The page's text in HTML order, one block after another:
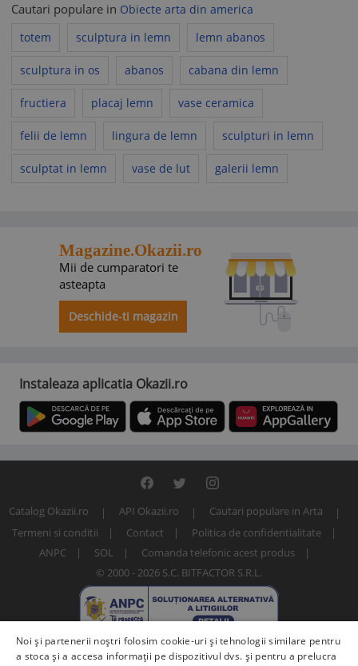
Cautari populare in Obiecte arta din america
totem
sculptura in lemn lemn abanos
sculptura in os abanos cabana din lemn
fructiera placaj lemn vase ceramica
felii de lemn lingura de lemn sculpturi in lemn
sculptat in lemn vase de lut galerii lemn
Magazine.Okazii.ro
Mii de cumparatori te
asteapta
Deschide-ti magazin
Instaleaza aplicatia Okazii.ro
Catalog Okazii.ro API Okazii.ro
Cautari populare in Arta
Termeni si conditii
Contact
Politica de confidentialitate
ANPC
SOL
Comanda telefonic acest produs
© 2000 - 2026 S.C. BITFACTOR S.R.L.
Noi și partenerii noștri folosim cookie-uri și tehnologii similare pentru
a stoca și a accesa informații pe dispozitivul dvs. și pentru a prelucra